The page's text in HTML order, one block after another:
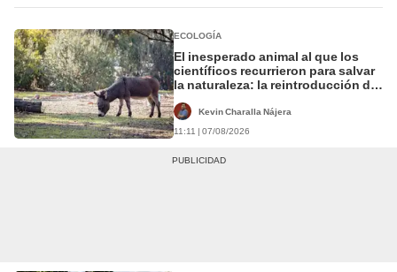
ECOLOGÍA
El inesperado animal al que los
científicos recurrieron para salvar
la naturaleza: la reintroducción de
el desierto en un paisaje con más
vida
Kevin Charalla Nájera
11:11 | 07/08/2026